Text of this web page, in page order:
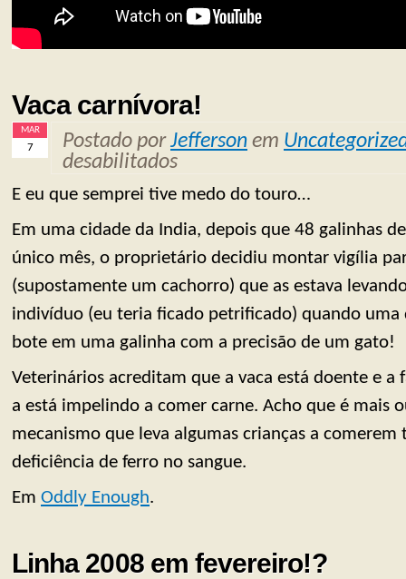
Vaca carnívora!
MAR
7 Postado porJefferson em
desabilitados
E eu que semprei tive medo do touro…
Em uma cidade da India, depois que 48 galinhas
único mês, o proprietário decidiu montar vigília
(supostamente um cachorro) que as estava
indivíduo (eu teria ficado petrificado) quando uma
bote em uma galinha com a precisão de um gato!
Veterinários acreditam que a vaca está doente e a
a está impelindo a comer carne. Acho que é mais
mecanismo que leva algumas crianças a
deficiência de ferro no sangue.
Em Oddly Enough.
Linha 2008 em fevereiro!?